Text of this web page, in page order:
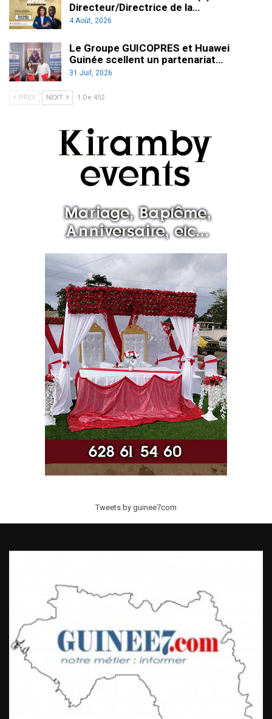
Directeur/Directrice de la…
4 Août, 2026
Le Groupe GUICOPRES et Huawei
Guinée scellent un partenariat…
31 Juil, 2026
PREV NEXT 1 De 452
Tweets by guinee7com